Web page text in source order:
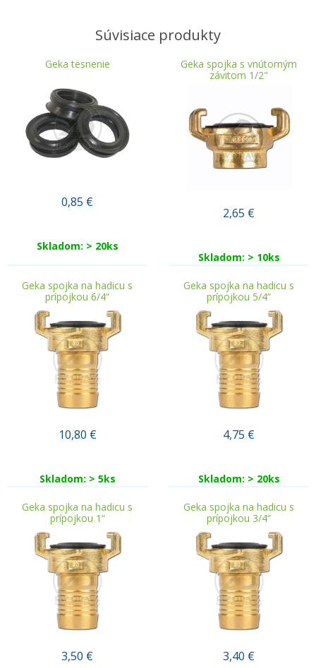
Súvisiace produkty
Geka tesnenie
0,85 €
Skladom: > 20ks
Geka spojka s vnútorným
závitom 1/2"
2,65 €
Skladom: > 10ks
Geka spojka na hadicu s
prípojkou 6/4“
10,80 €
Skladom: > 5ks
Geka spojka na hadicu s
prípojkou 5/4“
4,75 €
Skladom: > 20ks
Geka spojka na hadicu s
prípojkou 1“
3,50 €
Geka spojka na hadicu s
prípojkou 3/4“
3,40 €